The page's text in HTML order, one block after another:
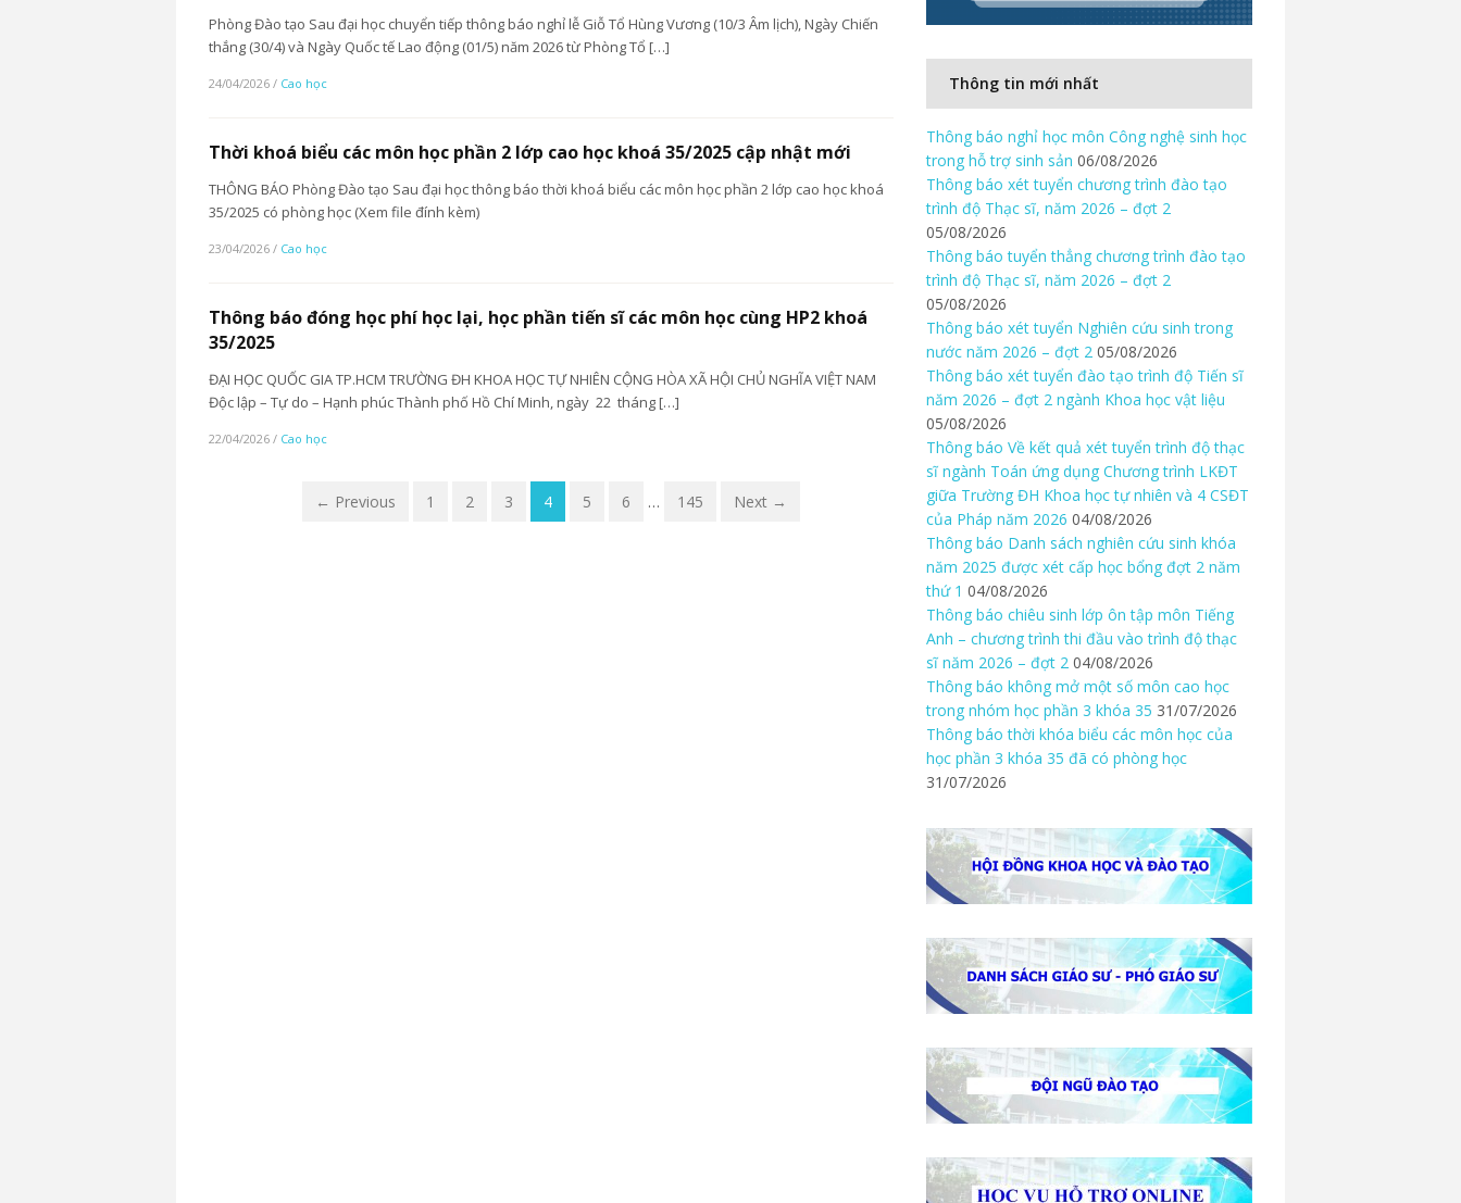
Phòng Đào tạo Sau đại học chuyển tiếp thông báo nghỉ lễ Giỗ Tổ Hùng Vương (10/3 Âm lịch), Ngày Chiến
thắng (30/4) và Ngày Quốc tế Lao động (01/5) năm 2026 từ Phòng Tổ […]
24/04/2026 / Cao học
Thời khoá biểu các môn học phần 2 lớp cao học khoá 35/2025 cập nhật mới
THÔNG BÁO Phòng Đào tạo Sau đại học thông báo thời khoá biểu các môn học phần 2 lớp cao học khoá
35/2025 có phòng học (Xem file đính kèm)
23/04/2026 / Cao học
Thông báo đóng học phí học lại, học phần tiến sĩ các môn học cùng HP2 khoá
35/2025
ĐẠI HỌC QUỐC GIA TP.HCM TRƯỜNG ĐH KHOA HỌC TỰ NHIÊN CỘNG HÒA XÃ HỘI CHỦ NGHĨA VIỆT NAM
Độc lập – Tự do – Hạnh phúc Thành phố Hồ Chí Minh, ngày 22 tháng […]
22/04/2026 / Cao học
← Previous 1 2 3 4 5 6 … 145 Next →
Thông tin mới nhất
Thông báo nghỉ học môn Công nghệ sinh học
trong hỗ trợ sinh sản 06/08/2026
Thông báo xét tuyển chương trình đào tạo
trình độ Thạc sĩ, năm 2026 – đợt 2
05/08/2026
Thông báo tuyển thẳng chương trình đào tạo
trình độ Thạc sĩ, năm 2026 – đợt 2
05/08/2026
Thông báo xét tuyển Nghiên cứu sinh trong
nước năm 2026 – đợt 2 05/08/2026
Thông báo xét tuyển đào tạo trình độ Tiến sĩ
năm 2026 – đợt 2 ngành Khoa học vật liệu
05/08/2026
Thông báo Về kết quả xét tuyển trình độ thạc
sĩ ngành Toán ứng dụng Chương trình LKĐT
giữa Trường ĐH Khoa học tự nhiên và 4 CSĐT
của Pháp năm 2026 04/08/2026
Thông báo Danh sách nghiên cứu sinh khóa
năm 2025 được xét cấp học bổng đợt 2 năm
thứ 1 04/08/2026
Thông báo chiêu sinh lớp ôn tập môn Tiếng
Anh – chương trình thi đầu vào trình độ thạc
sĩ năm 2026 – đợt 2 04/08/2026
Thông báo không mở một số môn cao học
trong nhóm học phần 3 khóa 35 31/07/2026
Thông báo thời khóa biểu các môn học của
học phần 3 khóa 35 đã có phòng học
31/07/2026